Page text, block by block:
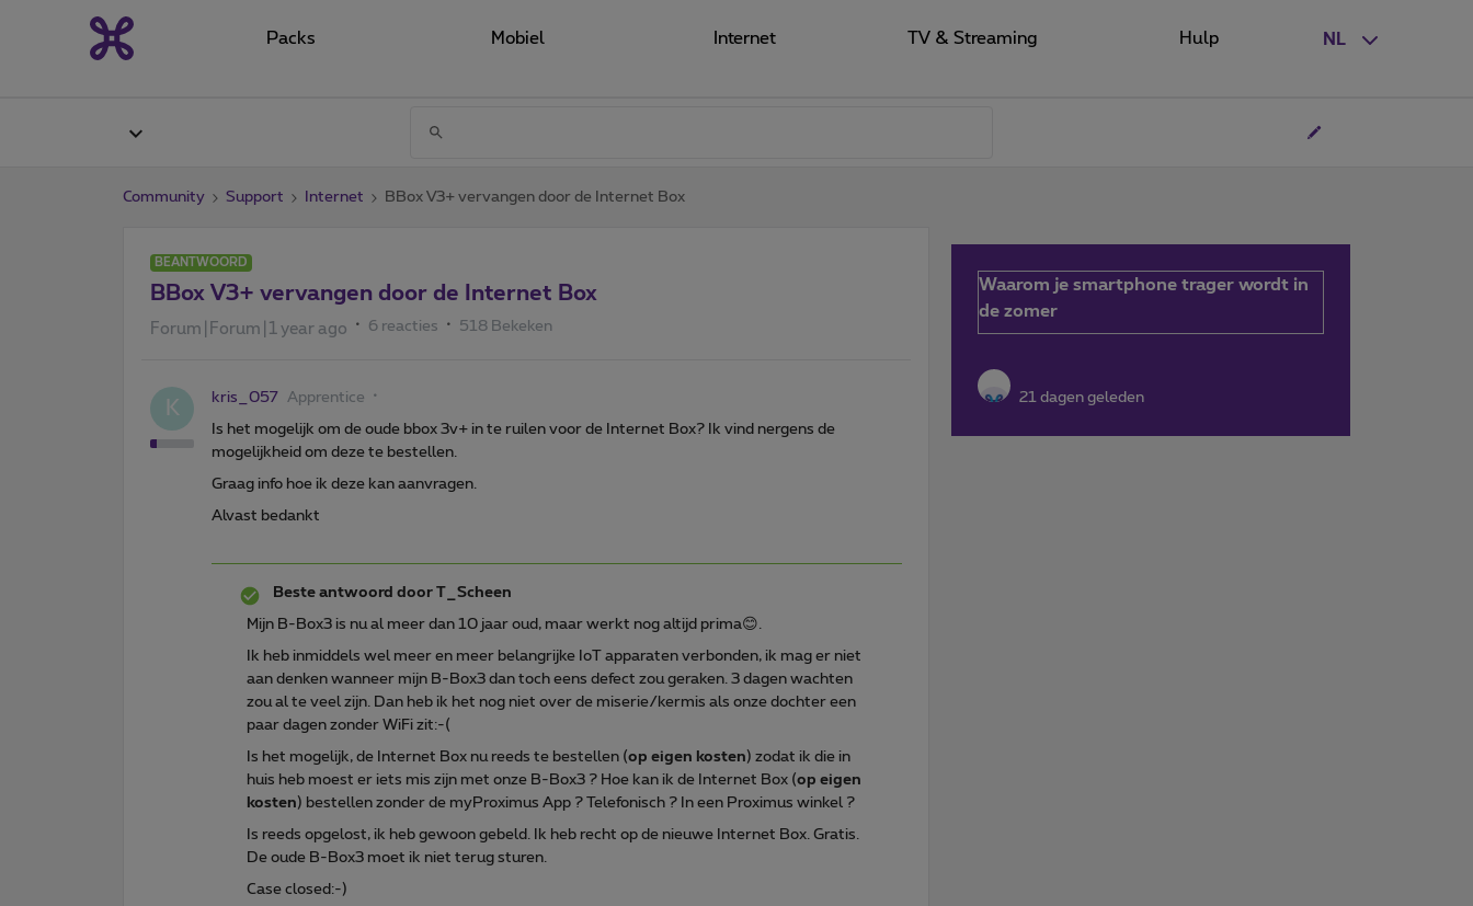
NL
Packs Mobiel Internet TV & Streaming Hulp
Community Support Internet BBox V3+ vervangen door de Internet Box
BEANTWOORD
BBox V3+ vervangen door de Internet Box
Forum|Forum|1 year ago 6 reacties 518 Bekeken
K kris_057 Apprentice
Is het mogelijk om de oude bbox 3v+ in te ruilen voor de Internet Box? Ik vind nergens de
mogelijkheid om deze te bestellen.
Graag info hoe ik deze kan aanvragen.
Alvast bedankt
Beste antwoord door T_Scheen
Mijn B-Box3 is nu al meer dan 10 jaar oud, maar werkt nog altijd prima😊.
Ik heb inmiddels wel meer en meer belangrijke IoT apparaten verbonden, ik mag er niet
aan denken wanneer mijn B-Box3 dan toch eens defect zou geraken. 3 dagen wachten
zou al te veel zijn. Dan heb ik het nog niet over de miserie/kermis als onze dochter een
paar dagen zonder WiFi zit:-(
Is het mogelijk, de Internet Box nu reeds te bestellen (op eigen kosten) zodat ik die in
huis heb moest er iets mis zijn met onze B-Box3 ? Hoe kan ik de Internet Box (op eigen
kosten) bestellen zonder de myProximus App ? Telefonisch ? In een Proximus winkel ?
Is reeds opgelost, ik heb gewoon gebeld. Ik heb recht op de nieuwe Internet Box. Gratis.
De oude B-Box3 moet ik niet terug sturen.
Case closed:-)
Waarom je smartphone trager wordt in
de zomer
21 dagen geleden